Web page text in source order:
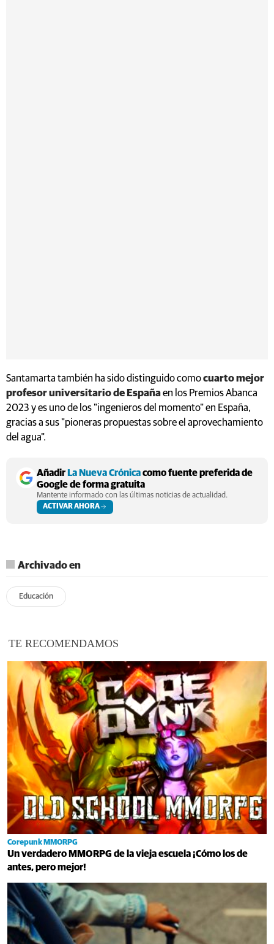
Santamarta también ha sido distinguido comocuarto mejor
profesor universitario de Españaen los Premios Abanca
2023 y es uno de los "ingenieros del momento" en España,
gracias a sus "pioneras propuestas sobre el aprovechamiento
del agua".
AñadirLa Nueva Crónicacomo fuente preferida de
Google de forma gratuita
Mantente informado con las últimas noticias de actualidad.
ACTIVAR AHORA
Archivado en
Educación
TE RECOMENDAMOS
Corepunk MMORPG
Un verdadero MMORPG de la vieja escuela ¡Cómo los de
antes, pero mejor!